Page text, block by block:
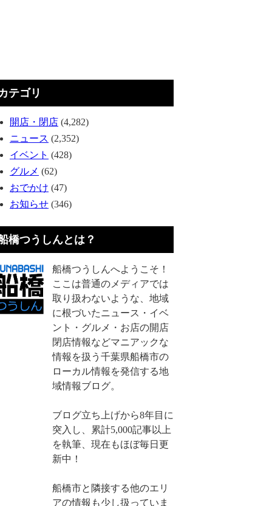
テゴリ
開店・閉店 (4,282)
ニュース (2,352)
イベント (428)
グルメ (62)
おでかけ (47)
お知らせ (346)
橋つうしんとは？
船橋つうしんへようこそ！
ここは普通のメディアでは
取り扱わないような、地域
に根づいたニュース・イベ
ント・グルメ・お店の開店
閉店情報などマニアックな
情報を扱う千葉県船橋市の
ローカル情報を発信する地
域情報ブログ。
ブログ立ち上げから8年目に
突入し、累計5,000記事以上
を執筆、現在もほぼ毎日更
新中！
船橋市と隣接する他のエリ
アの情報も少し扱っていま